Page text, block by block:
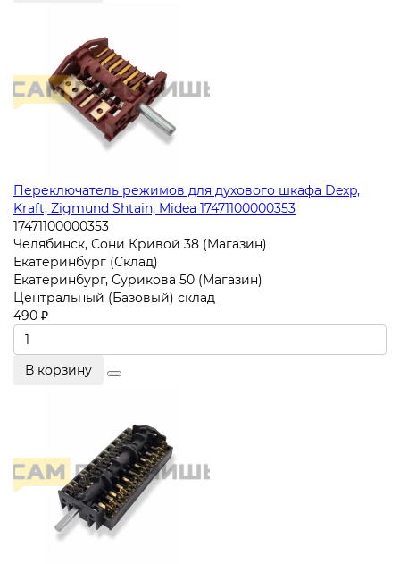
Переключатель режимов для духового шкафа Dexp,
Kraft, Zigmund Shtain, Midea 17471100000353
17471100000353
Челябинск, Сони Кривой 38 (Магазин)
Екатеринбург (Склад)
Екатеринбург, Сурикова 50 (Магазин)
Центральный (Базовый) склад
490 ₽
В корзину